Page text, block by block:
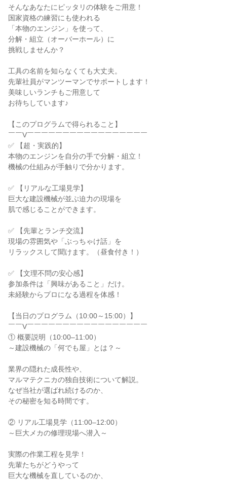
そんなあなたにピッタリの体験をご用意！
国家資格の練習にも使われる
「本物のエンジン」を使って、
分解・組立（オーバーホール）に
挑戦しませんか？
工具の名前を知らなくても大丈夫。
先輩社員がマンツーマンでサポートします！
美味しいランチもご用意して
お待ちしています♪
【このプログラムで得られること】
￣￣V￣￣￣￣￣￣￣￣￣￣￣￣￣￣￣￣￣
✅ 【超・実践的】
本物のエンジンを自分の手で分解・組立！
機械の仕組みが手触りで分かります。
✅ 【リアルな工場見学】
巨大な建設機械が並ぶ迫力の現場を
肌で感じることができます。
✅ 【先輩とランチ交流】
現場の雰囲気や「ぶっちゃけ話」を
リラックスして聞けます。（昼食付き！）
✅ 【文理不問の安心感】
参加条件は「興味があること」だけ。
未経験からプロになる過程を体感！
【当日のプログラム（10:00～15:00）】
￣￣V￣￣￣￣￣￣￣￣￣￣￣￣￣￣￣￣￣
① 概要説明（10:00–11:00）
～建設機械の「何でも屋」とは？～
業界の隠れた成長性や、
マルマテクニカの独自技術について解説。
なぜ当社が選ばれ続けるのか、
その秘密を知る時間です。
② リアル工場見学（11:00–12:00）
～巨大メカの修理現場へ潜入～
実際の作業工程を見学！
先輩たちがどうやって
巨大な機械を直しているのか、